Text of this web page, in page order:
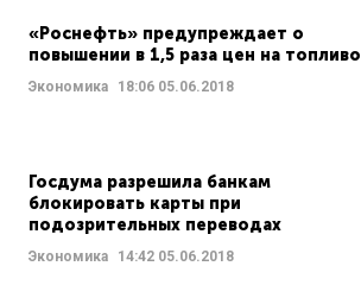
«Роснефть» предупреждает о
повышении в 1,5 раза цен на топливо
Экономика 18:06 05.06.2018
Госдума разрешила банкам
блокировать карты при
подозрительных переводах
Экономика 14:42 05.06.2018